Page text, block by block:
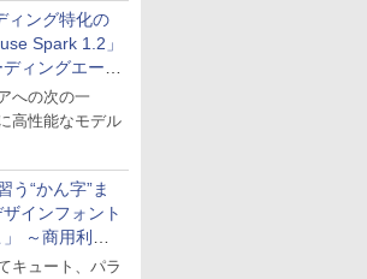
ィング特化の
Spark 1.2」
ィングエージ
Code」も
への次の一
高性能なモデル
う“かん字”ま
インフォント
～商用利用
キュート、パラ